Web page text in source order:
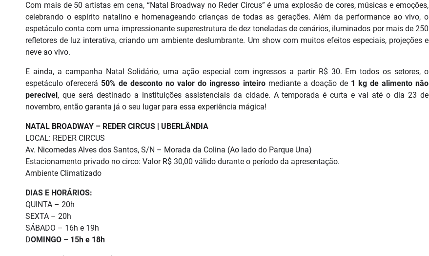
Com mais de 50 artistas em cena, “Natal Broadway no Reder Circus” é uma explosão de cores, músicas e emoções,
celebrando o espírito natalino e homenageando crianças de todas as gerações. Além da performance ao vivo, o
espetáculo conta com uma impressionante superestrutura de dez toneladas de cenários, iluminados por mais de 250
refletores de luz interativa, criando um ambiente deslumbrante. Um show com muitos efeitos especiais, projeções e
neve ao vivo.
E ainda, a campanha Natal Solidário, uma ação especial com ingressos a partir R$ 30. Em todos os setores, o
espetáculo oferecerá 50% de desconto no valor do ingresso inteiromediante a doação de 1 kg de alimento não
perecível, que será destinado a instituições assistenciais da cidade. A temporada é curta e vai até o dia 23 de
novembro, então garanta já o seu lugar para essa experiência mágica!
NATAL BROADWAY – REDER CIRCUS | UBERLÂNDIA
LOCAL: REDER CIRCUS
Av. Nicomedes Alves dos Santos, S/N – Morada da Colina (Ao lado do Parque Una)
Estacionamento privado no circo: Valor R$ 30,00 válido durante o período da apresentação.
Ambiente Climatizado
DIAS E HORÁRIOS:
QUINTA – 20h
SEXTA – 20h
SÁBADO – 16h e 19h
DOMINGO – 15h e 18h